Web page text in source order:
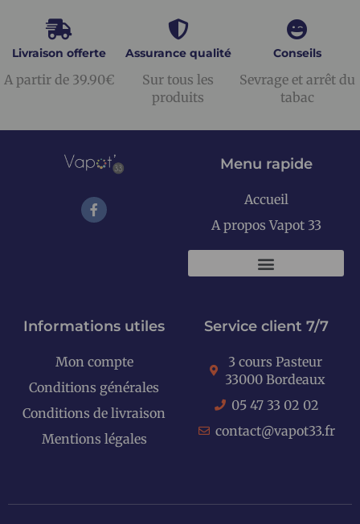
Livraison offerte
A partir de 39.90€
Assurance qualité
Sur tous les
produits
Conseils
Sevrage et arrêt du
tabac
Menu rapide
Accueil
A propos Vapot 33
Informations utiles
Mon compte
Conditions générales
Conditions de livraison
Mentions légales
Service client 7/7
3 cours Pasteur
33000 Bordeaux
05 47 33 02 02
contact@vapot33.fr